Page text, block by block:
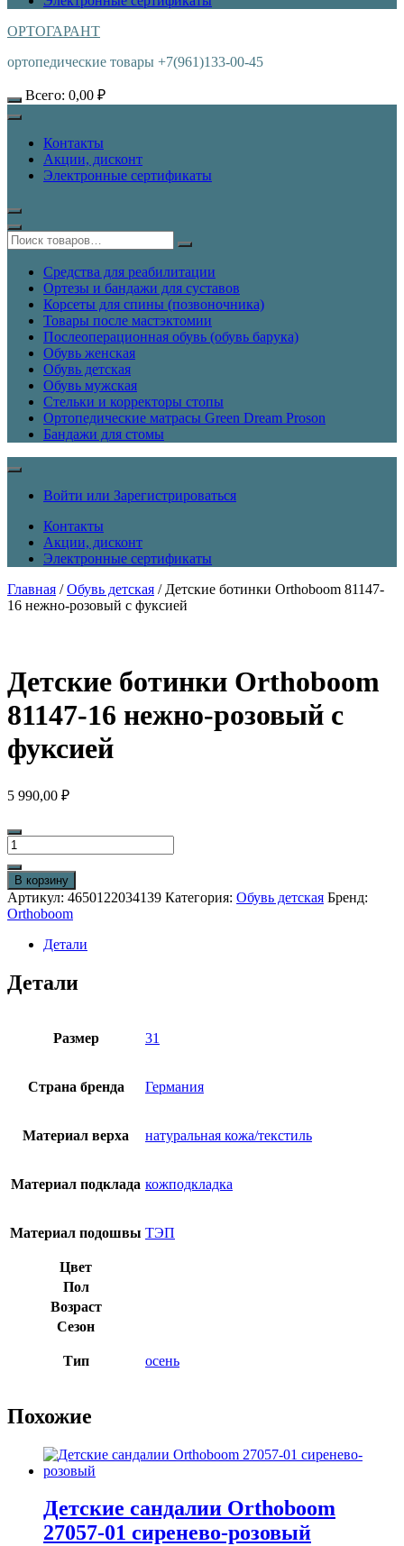
ОРТОГАРАНТ
ортопедические товары +7(961)133-00-45
Всего: 0,00 ₽
Контакты
Акции, дисконт
Электронные сертификаты
Средства для реабилитации
Ортезы и бандажи для суставов
Корсеты для спины (позвоночника)
Товары после мастэктомии
Послеоперационная обувь (обувь барука)
Обувь женская
Обувь детская
Обувь мужская
Стельки и корректоры стопы
Ортопедические матрасы Green Dream Proson
Бандажи для стомы
Войти или Зарегистрироваться
Контакты
Акции, дисконт
Электронные сертификаты
Главная /Обувь детская / Детские ботинки Orthoboom 81147-
16 нежно-розовый с фуксией
Детские ботинки Orthoboom
81147-16 нежно-розовый с
фуксией
5 990,00 ₽
Количество
товара
Детские
ботинки
Orthoboom
81147-
нежно-
розовый
с
В корзину
Артикул: 4650122034139 Категория: Обувь детская Бренд:
Orthoboom
Детали
Детали
Размер 31
Страна бренда Германия
Материал верха натуральная кожа/текстиль
Материал подклада кожподкладка
Материал подошвы ТЭП
Цвет
Пол
Возраст
Сезон
Тип осень
Похожие
Детские сандалии Orthoboom
27057-01 сиренево-розовый